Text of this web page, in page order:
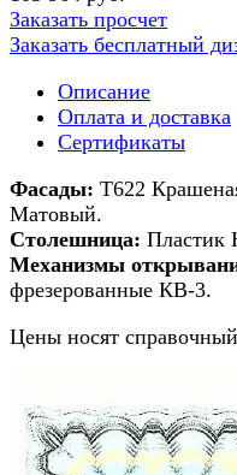
Заказать просчет
Заказать бесплатный
Описание
Оплата и доставка
Сертификаты
Фасады: Т622
Матовый.
Столешница: Пластик
Механизмы
фрезерованные КВ-3.
Цены носят